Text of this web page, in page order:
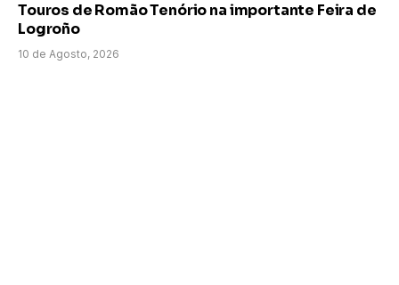
Touros de Romão Tenório na importante Feira de
Logroño
10 de Agosto, 2026